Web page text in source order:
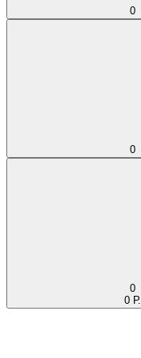
0
0
0
0 Р.